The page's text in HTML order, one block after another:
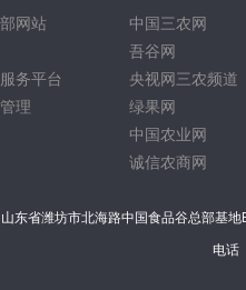
网站
务平台
理
中国三农网
吾谷网
央视网三农频道
绿果网
中国农业网
诚信农商网
东省潍坊市北海路中国食品谷总部基
电话